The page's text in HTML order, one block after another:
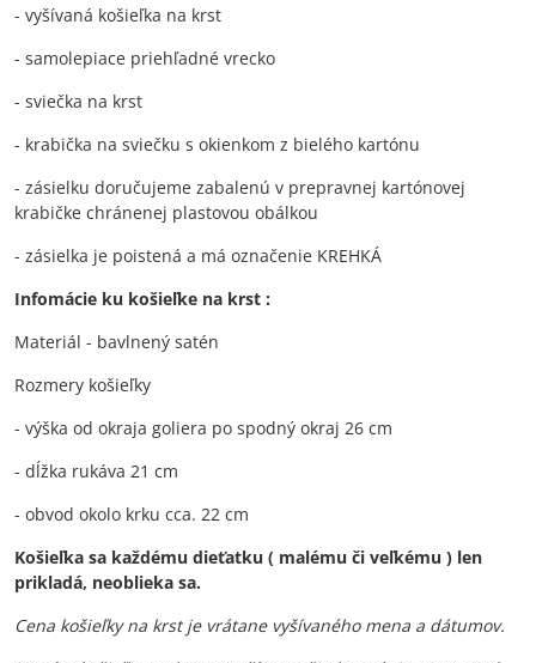
- vyšívaná košieľka na krst
- samolepiace priehľadné vrecko
- sviečka na krst
- krabička na sviečku s okienkom z bielého kartónu
- zásielku doručujeme zabalenú v prepravnej kartónovej
krabičke chránenej plastovou obálkou
- zásielka je poistená a má označenie KREHKÁ
Infomácie ku košieľke na krst :
Materiál - bavlnený satén
Rozmery košieľky
- výška od okraja goliera po spodný okraj 26 cm
- dĺžka rukáva 21 cm
- obvod okolo krku cca. 22 cm
Košieľka sa každému dieťatku ( malému či veľkému ) len
prikladá, neoblieka sa.
Cena košieľky na krst je vrátane vyšívaného mena a dátumov.